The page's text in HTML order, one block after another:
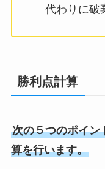
代わりに破
勝利点計算
次の５つのポイン
算を行います。